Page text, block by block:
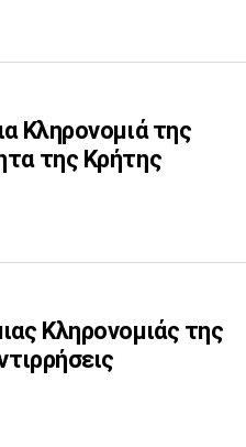
Κληρονομιά της
της Κρήτης
Κληρονομιάς της